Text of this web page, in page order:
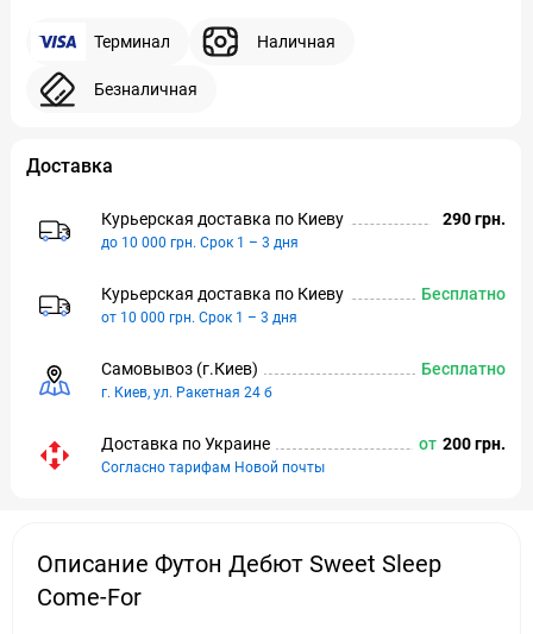
Терминал Наличная
Безналичная
Доставка
Курьерская доставка по Киeву
до 10 000 грн. Срок 1 – 3 дня
290 грн.
Курьерская доставка по Киeву
от 10 000 грн. Срок 1 – 3 дня
Бесплатно
Самовывоз (г.Киeв)
г. Киев, ул. Ракетная 24 б
Бесплатно
Доставка по Украине
Согласно тарифам Новой почты
от 200 грн.
Описание Футон Дебют Sweet Sleep
Come-For